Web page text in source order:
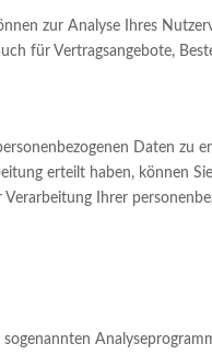
zur Analyse Ihres
für Vertragsangebote,
Daten zu
erteilt haben, können
Ihrer